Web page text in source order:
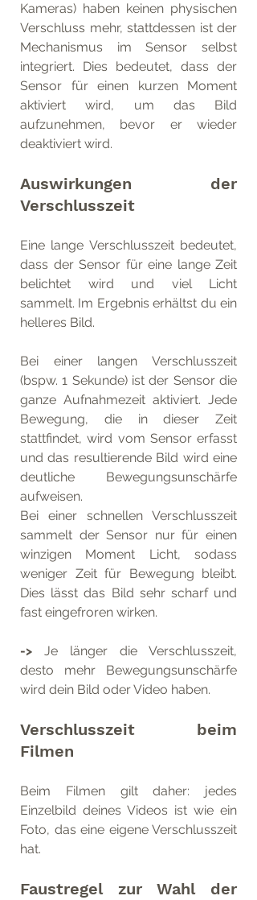
Kameras) haben keinen physischen
Verschluss mehr, stattdessen ist der
Mechanismus im Sensor selbst
integriert. Dies bedeutet, dass der
Sensor für einen kurzen Moment
aktiviert wird, um das Bild
aufzunehmen, bevor er wieder
deaktiviert wird.
Auswirkungen der
Verschlusszeit
Eine lange Verschlusszeit bedeutet,
dass der Sensor für eine lange Zeit
belichtet wird und viel Licht
sammelt. Im Ergebnis erhältst du ein
helleres Bild.
Bei einer langen Verschlusszeit
(bspw. 1 Sekunde) ist der Sensor die
ganze Aufnahmezeit aktiviert. Jede
Bewegung, die in dieser Zeit
stattfindet, wird vom Sensor erfasst
und das resultierende Bild wird eine
deutliche Bewegungsunschärfe
aufweisen.
Bei einer schnellen Verschlusszeit
sammelt der Sensor nur für einen
winzigen Moment Licht, sodass
weniger Zeit für Bewegung bleibt.
Dies lässt das Bild sehr scharf und
fast eingefroren wirken.
-> Je länger die Verschlusszeit,
desto mehr Bewegungsunschärfe
wird dein Bild oder Video haben.
Verschlusszeit beim
Filmen
Beim Filmen gilt daher: jedes
Einzelbild deines Videos ist wie ein
Foto, das eine eigene Verschlusszeit
hat.
Faustregel zur Wahl der